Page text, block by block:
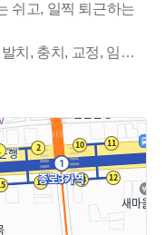
쉬고, 일찍 퇴근하는
치, 충치, 교정, 임플
.